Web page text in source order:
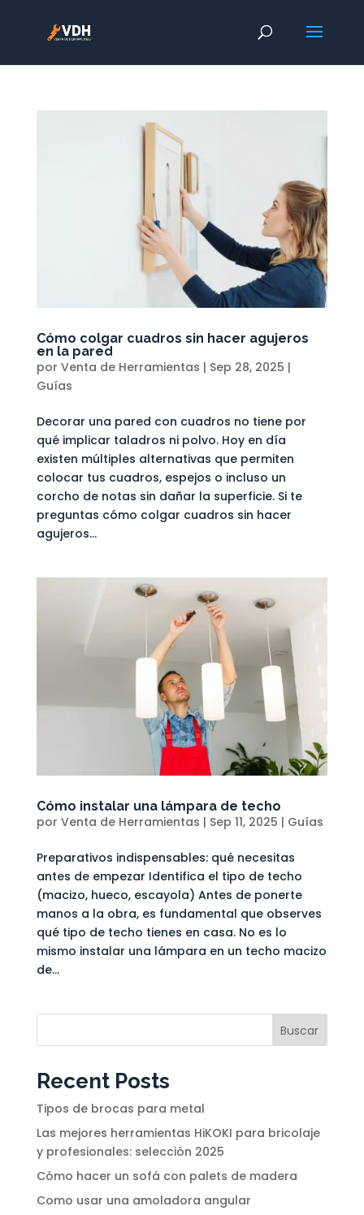
Cómo colgar cuadros sin hacer agujeros
en la pared
por Venta de Herramientas | Sep 28, 2025 |
Guías
Decorar una pared con cuadros no tiene por
qué implicar taladros ni polvo. Hoy en día
existen múltiples alternativas que permiten
colocar tus cuadros, espejos o incluso un
corcho de notas sin dañar la superficie. Si te
preguntas cómo colgar cuadros sin hacer
agujeros...
Cómo instalar una lámpara de techo
por Venta de Herramientas | Sep 11, 2025 | Guías
Preparativos indispensables: qué necesitas
antes de empezar Identifica el tipo de techo
(macizo, hueco, escayola) Antes de ponerte
manos a la obra, es fundamental que observes
qué tipo de techo tienes en casa. No es lo
mismo instalar una lámpara en un techo macizo
de...
Buscar
Recent Posts
Tipos de brocas para metal
Las mejores herramientas HiKOKI para bricolaje
y profesionales: selección 2025
Cómo hacer un sofá con palets de madera
Como usar una amoladora angular